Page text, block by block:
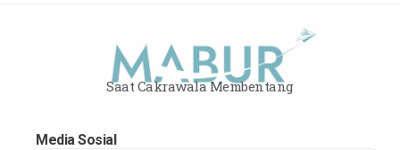
Saat Cakrawala Membentang
Media Sosial